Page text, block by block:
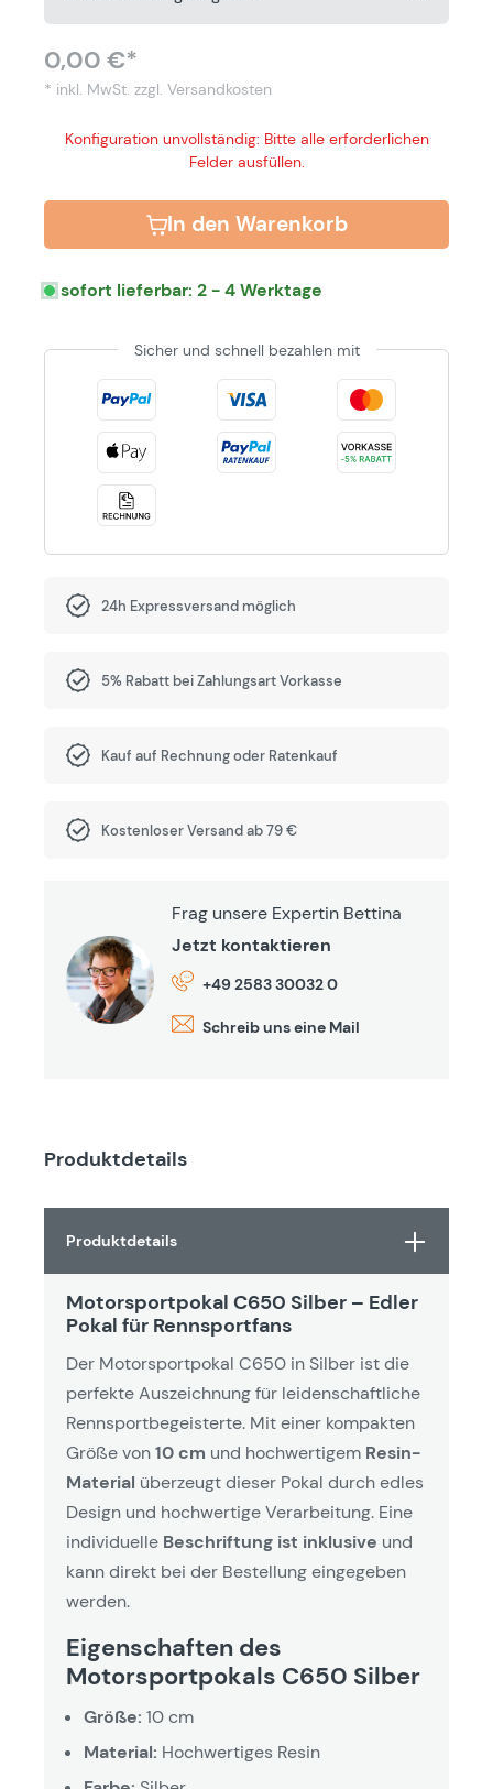
0,00 €*
* inkl. MwSt. zzgl. Versandkosten
Konfiguration unvollständig: Bitte alle erforderlichen
Felder ausfüllen.
In den Warenkorb
sofort lieferbar: 2 - 4 Werktage
Sicher und schnell bezahlen mit
24h Expressversand möglich
5% Rabatt bei Zahlungsart Vorkasse
Kauf auf Rechnung oder Ratenkauf
Kostenloser Versand ab 79 €
Frag unsere Expertin Bettina
Jetzt kontaktieren
+49 2583 30032 0
Schreib uns eine Mail
Produktdetails
Produktdetails
Motorsportpokal C650 Silber – Edler
Pokal für Rennsportfans
Der Motorsportpokal C650 in Silber ist die
perfekte Auszeichnung für leidenschaftliche
Rennsportbegeisterte. Mit einer kompakten
Größe von10 cm und hochwertigem Resin-
Material überzeugt dieser Pokal durch edles
Design und hochwertige Verarbeitung. Eine
individuelle Beschriftung ist inklusive und
kann direkt bei der Bestellung eingegeben
werden.
Eigenschaften des
Motorsportpokals C650 Silber
Größe: 10 cm
Material: Hochwertiges Resin